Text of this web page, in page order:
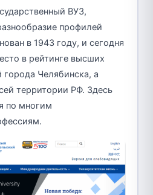
ВУЗ,
профилей
в 1943 году, и сегодня
в рейтинге высших
Челябинска, а
территории РФ. Здесь
по многим